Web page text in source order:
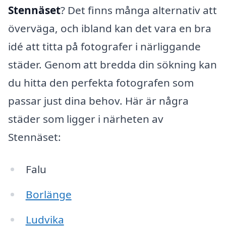
Stennäset? Det finns många alternativ att
överväga, och ibland kan det vara en bra
idé att titta på fotografer i närliggande
städer. Genom att bredda din sökning kan
du hitta den perfekta fotografen som
passar just dina behov. Här är några
städer som ligger i närheten av
Stennäset:
Falu
Borlänge
Ludvika